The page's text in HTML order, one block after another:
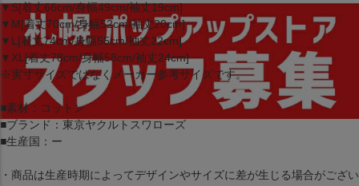
▼S[着丈66cm/身幅49cm/袖丈19cm]
▼M[着丈70cm/身幅52cm/袖丈20cm]
▼L[着丈74cm/身幅55cm/袖丈22cm]
▼XL[着丈78cm/身幅58cm/袖丈24cm]
※実寸サイズではなくメーカー参考サイズです。
■素材：コットン
■ブランド：東京ヤクルトスワローズ
■生産国：ー
・商品は生産時期によってデザインやサイズに差が生じる場合がござい